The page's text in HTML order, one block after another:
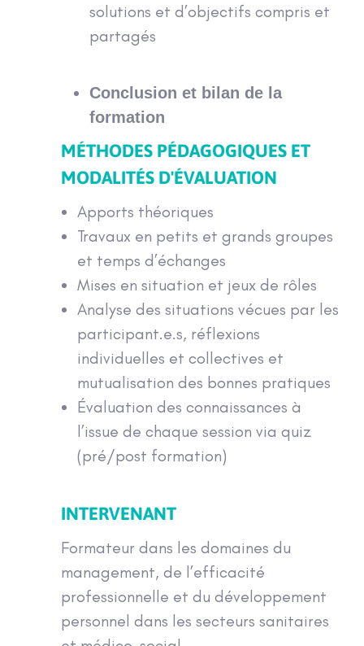
solutions et d’objectifs compris et
partagés
Conclusion et bilan de la
formation
MÉTHODES PÉDAGOGIQUES ET
MODALITÉS D'ÉVALUATION
Apports théoriques
Travaux en petits et grands groupes
et temps d’échanges
Mises en situation et jeux de rôles
Analyse des situations vécues par les
participant.e.s, réflexions
individuelles et collectives et
mutualisation des bonnes pratiques
Évaluation des connaissances à
l’issue de chaque session via quiz
(pré/post formation)
INTERVENANT
Formateur dans les domaines du
management, de l’efficacité
professionnelle et du développement
personnel dans les secteurs sanitaires